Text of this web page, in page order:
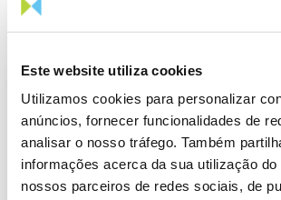
Este website utiliza cookies
Utilizamos cookies para personalizar
anúncios, fornecer funcionalidades de
analisar o nosso tráfego. Também
informações acerca da sua utilização
nossos parceiros de redes sociais, de
634.23 Kb
Eletroprodutor da
2021
Publicação com periodicidade
informação sobre